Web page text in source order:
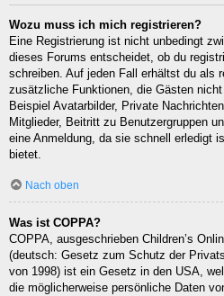
Wozu muss ich mich registrieren?
Eine Registrierung ist nicht unbedingt
dieses Forums entscheidet, ob du
schreiben. Auf jeden Fall erhältst du als
zusätzliche Funktionen, die Gästen
Beispiel Avatarbilder, Private
Mitglieder, Beitritt zu Benutzergruppen
eine Anmeldung, da sie schnell erledigt
bietet.
Nach oben
Was ist COPPA?
COPPA, ausgeschrieben Children’s
(deutsch: Gesetz zum Schutz der
von 1998) ist ein Gesetz in den USA,
die möglicherweise persönliche Daten